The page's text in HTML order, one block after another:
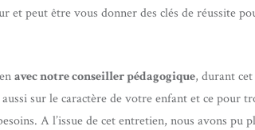
et peut être vous donner des clés de réussite
avec notre conseiller pédagogique, durant
sur le caractère de votre enfant et ce pour
A l’issue de cet entretien, nous avons pu